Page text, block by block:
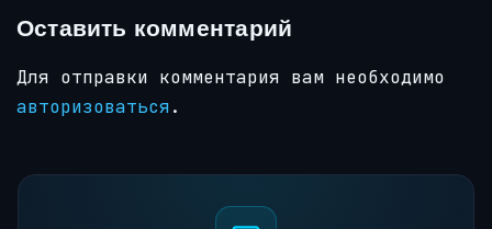
Оставить комментарий
Для отправки комментария вам необходимо
авторизоваться.